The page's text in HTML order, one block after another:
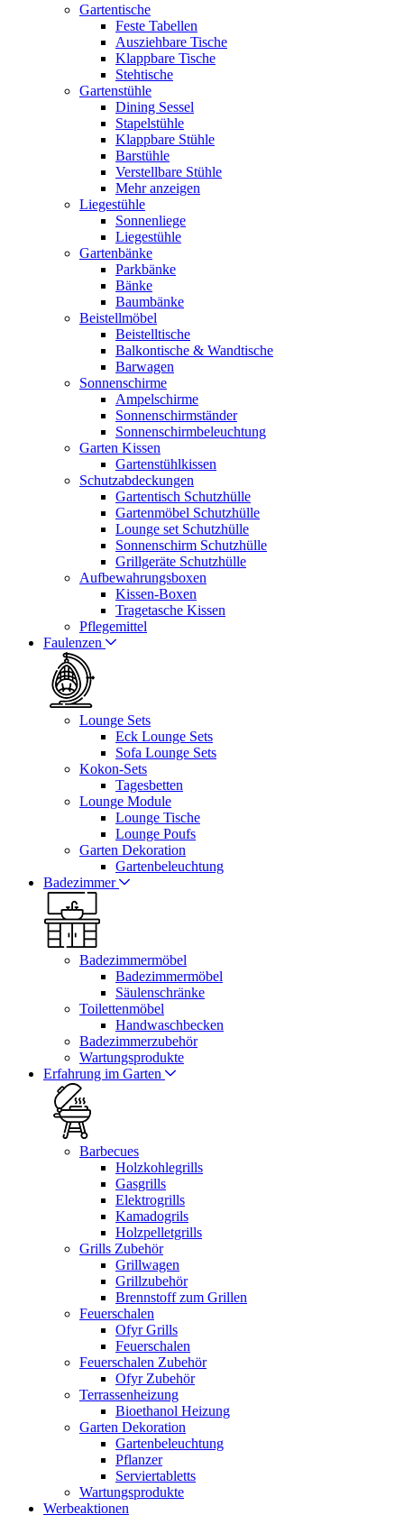
Gartentische
Feste Tabellen
Ausziehbare Tische
Klappbare Tische
Stehtische
Gartenstühle
Dining Sessel
Stapelstühle
Klappbare Stühle
Barstühle
Verstellbare Stühle
Mehr anzeigen
Liegestühle
Sonnenliege
Liegestühle
Gartenbänke
Parkbänke
Bänke
Baumbänke
Beistellmöbel
Beistelltische
Balkontische & Wandtische
Barwagen
Sonnenschirme
Ampelschirme
Sonnenschirmständer
Sonnenschirmbeleuchtung
Garten Kissen
Gartenstühlkissen
Schutzabdeckungen
Gartentisch Schutzhülle
Gartenmöbel Schutzhülle
Lounge set Schutzhülle
Sonnenschirm Schutzhülle
Grillgeräte Schutzhülle
Aufbewahrungsboxen
Kissen-Boxen
Tragetasche Kissen
Pflegemittel
Faulenzen
Lounge Sets
Eck Lounge Sets
Sofa Lounge Sets
Kokon-Sets
Tagesbetten
Lounge Module
Lounge Tische
Lounge Poufs
Garten Dekoration
Gartenbeleuchtung
Badezimmer
Badezimmermöbel
Badezimmermöbel
Säulenschränke
Toilettenmöbel
Handwaschbecken
Badezimmerzubehör
Wartungsprodukte
Erfahrung im Garten
Barbecues
Holzkohlegrills
Gasgrills
Elektrogrills
Kamadogrils
Holzpelletgrills
Grills Zubehör
Grillwagen
Grillzubehör
Brennstoff zum Grillen
Feuerschalen
Ofyr Grills
Feuerschalen
Feuerschalen Zubehör
Ofyr Zubehör
Terrassenheizung
Bioethanol Heizung
Garten Dekoration
Gartenbeleuchtung
Pflanzer
Serviertabletts
Wartungsprodukte
Werbeaktionen